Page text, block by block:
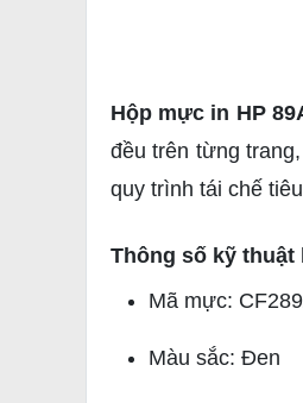
Hộp mực in HP
đều trên từng
quy trình tái chế
Thông số kỹ thuật
Mã mực:
Màu sắc: Đen